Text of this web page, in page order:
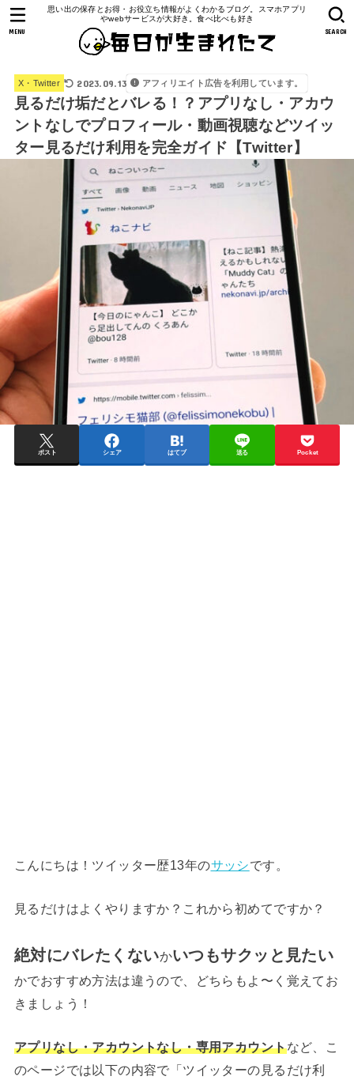
思い出の保存とお得・お役立ち情報がよくわかるブログ。スマホアプリ
やwebサービスが大好き。食べ比べも好き
SEARCH
MENU
X・Twitter 2023.09.13 アフィリエイト広告を利用しています。
見るだけ垢だとバレる！？アプリなし・アカウ
ントなしでプロフィール・動画視聴などツイッ
ター見るだけ利用を完全ガイド【Twitter】
ポスト シェア はてブ 送る Pocket
こんにちは！ツイッター歴13年のサッシです。
見るだけはよくやりますか？これから初めてですか？
絶対にバレたくないかいつもサクッと見たい
かでおすすめ方法は違うので、どちらもよ〜く覚えてお
きましょう！
アプリなし・アカウントなし・専用アカウントなど、こ
のページでは以下の内容で「ツイッターの見るだけ利